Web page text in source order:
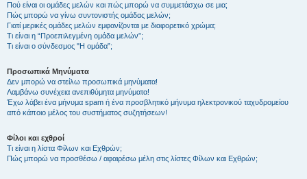
Πού είναι οι ομάδες μελών και πώς μπορώ να συμμετάσχω σε μια;
Πώς μπορώ να γίνω συντονιστής ομάδας μελών;
Γιατί μερικές ομάδες μελών εμφανίζονται με διαφορετικό χρώμα;
Τι είναι η “Προεπιλεγμένη ομάδα μελών”;
Τι είναι ο σύνδεσμος "Η ομάδα”;
Προσωπικά Μηνύματα
Δεν μπορώ να στείλω προσωπικά μηνύματα!
Λαμβάνω συνέχεια ανεπιθύμητα μηνύματα!
Έχω λάβει ένα μήνυμα spam ή ένα προσβλητικό μήνυμα ηλεκτρονικού ταχυδρομείου
από κάποιο μέλος του συστήματος συζητήσεων!
Φίλοι και εχθροί
Τι είναι η λίστα Φίλων και Εχθρών;
Πώς μπορώ να προσθέσω / αφαιρέσω μέλη στις λίστες Φίλων και Εχθρών;